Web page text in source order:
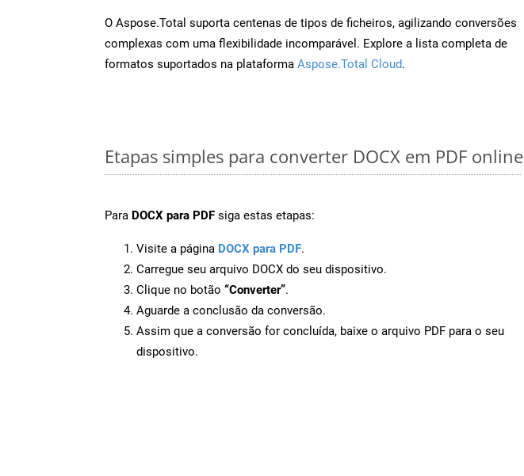
O Aspose.Total suporta centenas de tipos de ficheiros, agilizando conversões
complexas com uma flexibilidade incomparável. Explore a lista completa de
formatos suportados na plataforma Aspose.Total Cloud.
Etapas simples para converter DOCX em PDF online
Para DOCX para PDF siga estas etapas:
Visite a página DOCX para PDF.
Carregue seu arquivo DOCX do seu dispositivo.
Clique no botão “Converter”.
Aguarde a conclusão da conversão.
Assim que a conversão for concluída, baixe o arquivo PDF para o seu
dispositivo.